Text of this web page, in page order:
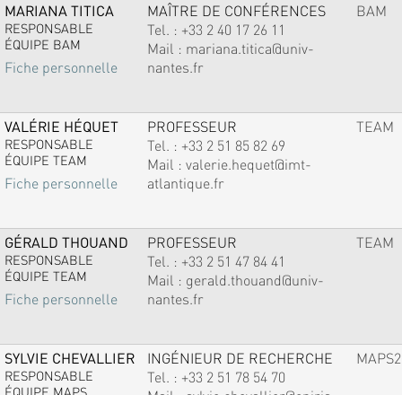
MARIANA TITICA
RESPONSABLE
ÉQUIPE BAM
Fiche personnelle
MAÎTRE DE CONFÉRENCES
Tel. : +33 2 40 17 26 11
Mail : mariana.titica@univ-
nantes.fr
BAM
VALÉRIE HÉQUET
RESPONSABLE
ÉQUIPE TEAM
Fiche personnelle
PROFESSEUR
Tel. : +33 2 51 85 82 69
Mail : valerie.hequet@imt-
atlantique.fr
TEAM
GÉRALD THOUAND
RESPONSABLE
ÉQUIPE TEAM
Fiche personnelle
PROFESSEUR
Tel. : +33 2 51 47 84 41
Mail : gerald.thouand@univ-
nantes.fr
TEAM
SYLVIE CHEVALLIER
RESPONSABLE
ÉQUIPE MAPS
INGÉNIEUR DE RECHERCHE
Tel. : +33 2 51 78 54 70
MAPS2